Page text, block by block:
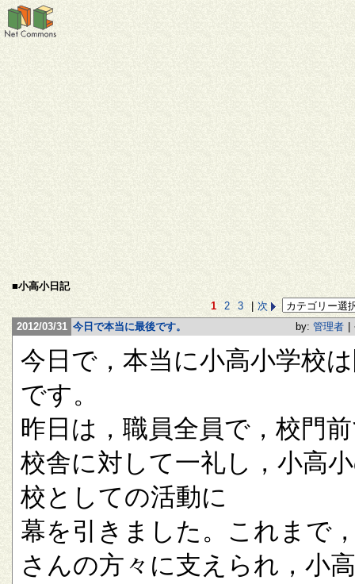
■小高小日記
1
2 3
次
2012/03/31 今日で本当に最後です。 by: 管理者
今日で，本当に小高小学校
です。
昨日は，職員全員で，校門
校舎に対して一礼し，小高
校としての活動に
幕を引きました。これまで
さんの方々に支えられ，小